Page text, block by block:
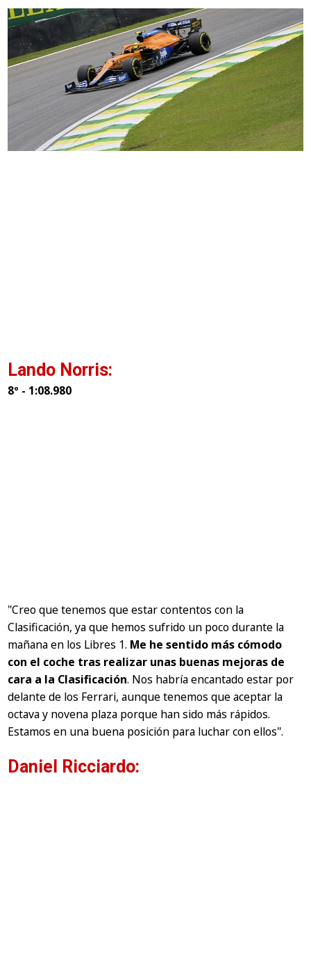
Lando Norris:
8º - 1:08.980
"Creo que tenemos que estar contentos con la
Clasificación, ya que hemos sufrido un poco durante la
mañana en los Libres 1. Me he sentido más cómodo
con el coche tras realizar unas buenas mejoras de
cara a la Clasificación. Nos habría encantado estar por
delante de los Ferrari, aunque tenemos que aceptar la
octava y novena plaza porque han sido más rápidos.
Estamos en una buena posición para luchar con ellos".
Daniel Ricciardo: